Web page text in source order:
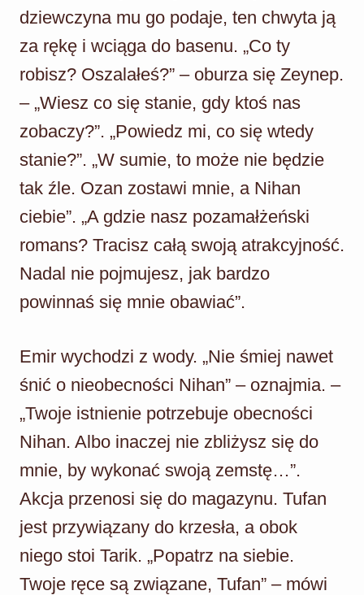
dziewczyna mu go podaje, ten chwyta ją
za rękę i wciąga do basenu. „Co ty
robisz? Oszalałeś?” – oburza się Zeynep.
– „Wiesz co się stanie, gdy ktoś nas
zobaczy?”. „Powiedz mi, co się wtedy
stanie?”. „W sumie, to może nie będzie
tak źle. Ozan zostawi mnie, a Nihan
ciebie”. „A gdzie nasz pozamałżeński
romans? Tracisz całą swoją atrakcyjność.
Nadal nie pojmujesz, jak bardzo
powinnaś się mnie obawiać”.
Emir wychodzi z wody. „Nie śmiej nawet
śnić o nieobecności Nihan” – oznajmia. –
„Twoje istnienie potrzebuje obecności
Nihan. Albo inaczej nie zbliżysz się do
mnie, by wykonać swoją zemstę…”.
Akcja przenosi się do magazynu. Tufan
jest przywiązany do krzesła, a obok
niego stoi Tarik. „Popatrz na siebie.
Twoje ręce są związane, Tufan” – mówi